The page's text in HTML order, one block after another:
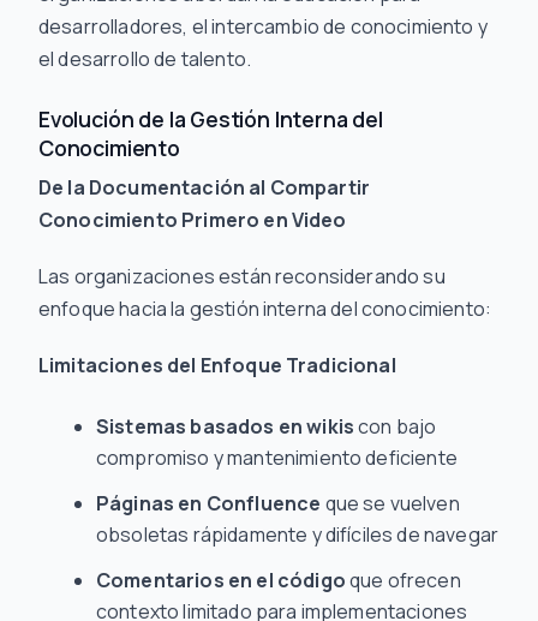
desarrolladores, el intercambio de conocimiento y
el desarrollo de talento.
Evolución de la Gestión Interna del
Conocimiento
De la Documentación al Compartir
Conocimiento Primero en Video
Las organizaciones están reconsiderando su
enfoque hacia la gestión interna del conocimiento:
Limitaciones del Enfoque Tradicional
Sistemas basados en wikiscon bajo
compromiso y mantenimiento deficiente
Páginas en Confluence que se vuelven
obsoletas rápidamente y difíciles de navegar
Comentarios en el códigoque ofrecen
contexto limitado para implementaciones